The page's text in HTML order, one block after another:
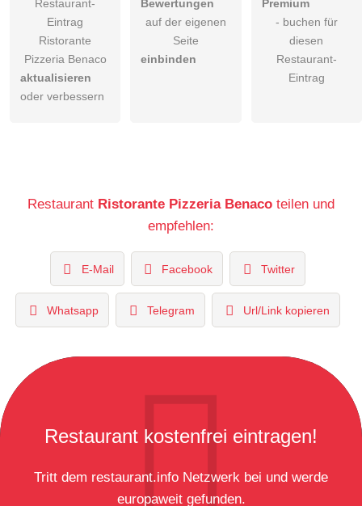
Restaurant-
Eintrag
Ristorante
Pizzeria Benaco
aktualisieren
oder verbessern
Bewertungen
auf der eigenen
Seite
einbinden
Premium
- buchen für
diesen
Restaurant-
Eintrag
Restaurant Ristorante Pizzeria Benaco teilen und
empfehlen:
E-Mail Facebook Twitter
Whatsapp Telegram Url/Link kopieren
Restaurant kostenfrei eintragen!
Tritt dem restaurant.info Netzwerk bei und werde
europaweit gefunden.